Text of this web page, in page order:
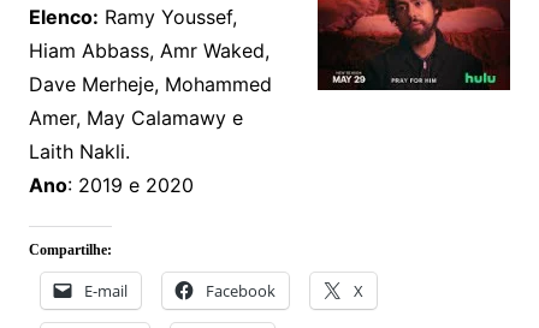
Elenco: Ramy Youssef,
Hiam Abbass, Amr Waked,
Dave Merheje, Mohammed
Amer, May Calamawy e
Laith Nakli.
Ano: 2019 e 2020
Compartilhe:
E-mail Facebook X